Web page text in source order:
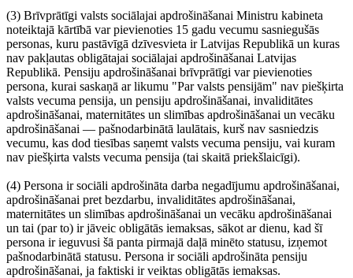
(3) Brīvprātīgi valsts sociālajai apdrošināšanai Ministru kabineta
noteiktajā kārtībā var pievienoties 15 gadu vecumu sasniegušās
personas, kuru pastāvīgā dzīvesvieta ir Latvijas Republikā un kuras
nav pakļautas obligātajai sociālajai apdrošināšanai Latvijas
Republikā. Pensiju apdrošināšanai brīvprātīgi var pievienoties
persona, kurai saskaņā ar likumu "Par valsts pensijām" nav piešķirta
valsts vecuma pensija, un pensiju apdrošināšanai, invaliditātes
apdrošināšanai, maternitātes un slimības apdrošināšanai un vecāku
apdrošināšanai — pašnodarbinātā laulātais, kurš nav sasniedzis
vecumu, kas dod tiesības saņemt valsts vecuma pensiju, vai kuram
nav piešķirta valsts vecuma pensija (tai skaitā priekšlaicīgi).
(4) Persona ir sociāli apdrošināta darba negadījumu apdrošināšanai,
apdrošināšanai pret bezdarbu, invaliditātes apdrošināšanai,
maternitātes un slimības apdrošināšanai un vecāku apdrošināšanai
un tai (par to) ir jāveic obligātās iemaksas, sākot ar dienu, kad šī
persona ir ieguvusi šā panta pirmajā daļā minēto statusu, izņemot
pašnodarbinātā statusu. Persona ir sociāli apdrošināta pensiju
apdrošināšanai, ja faktiski ir veiktas obligātās iemaksas.